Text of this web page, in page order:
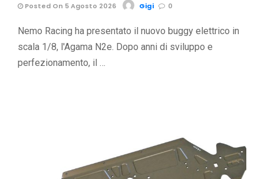
Posted On 5 Agosto 2026 Gigi 0
Nemo Racing ha presentato il nuovo buggy elettrico in
scala 1/8, l'Agama N2e. Dopo anni di sviluppo e
perfezionamento, il …